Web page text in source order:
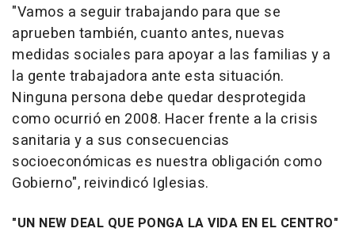
"Vamos a seguir trabajando para que se
aprueben también, cuanto antes, nuevas
medidas sociales para apoyar a las familias y a
la gente trabajadora ante esta situación.
Ninguna persona debe quedar desprotegida
como ocurrió en 2008. Hacer frente a la crisis
sanitaria y a sus consecuencias
socioeconómicas es nuestra obligación como
Gobierno", reivindicó Iglesias.
"UN NEW DEAL QUE PONGA LA VIDA EN EL CENTRO"